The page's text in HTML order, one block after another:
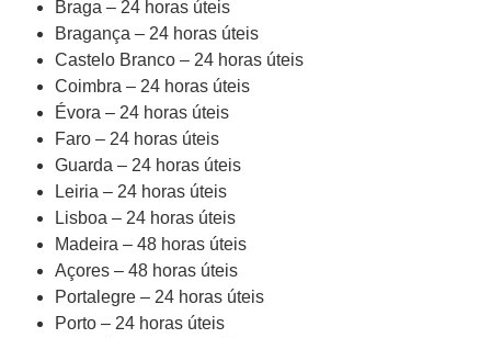
Braga – 24 horas úteis
Bragança – 24 horas úteis
Castelo Branco – 24 horas úteis
Coimbra – 24 horas úteis
Évora – 24 horas úteis
Faro – 24 horas úteis
Guarda – 24 horas úteis
Leiria – 24 horas úteis
Lisboa – 24 horas úteis
Madeira – 48 horas úteis
Açores – 48 horas úteis
Portalegre – 24 horas úteis
Porto – 24 horas úteis